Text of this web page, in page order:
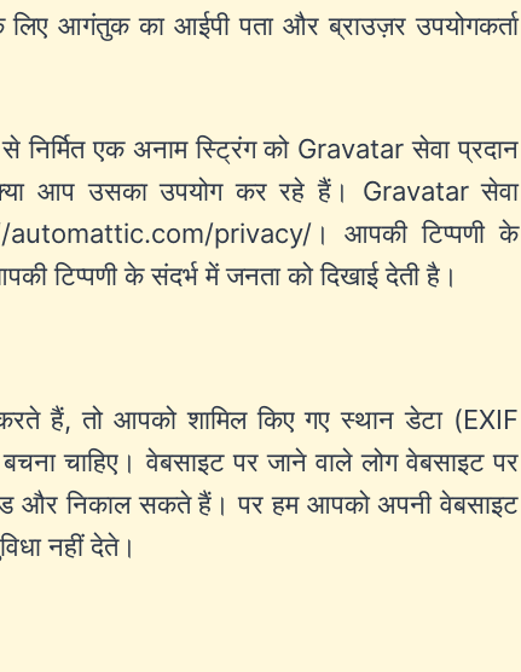
आगंतुक का आईपी पता और ब्राउज़र उपयोगकर्ता
एक अनाम स्ट्रिंग को Gravatar सेवा प्रदान
आप उसका उपयोग कर रहे हैं। Gravatar सेवा
automattic.com/privacy/। आपकी टिप्पणी के
टिप्पणी के संदर्भ में जनता को दिखाई देती है।
हैं, तो आपको शामिल किए गए स्थान डेटा (EXIF
चाहिए। वेबसाइट पर जाने वाले लोग वेबसाइट पर
और निकाल सकते हैं। पर हम आपको अपनी वेबसाइट
नहीं देते।